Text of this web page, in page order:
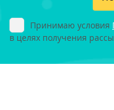
Принимаю условия
в целях получения